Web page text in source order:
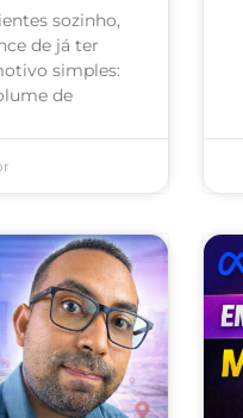
sozinho,
de já ter
simples:
de